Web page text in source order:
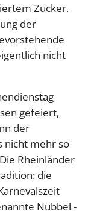
Zucker.
der
nicht
gefeiert,
der
nicht mehr so
Rheinländer
die
Nubbel -